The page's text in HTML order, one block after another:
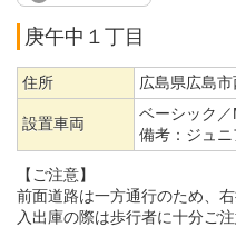
庚午中１丁目
住所 広島県広島
設置車両
ベーシック
備考： ジュ
【ご注意】
前面道路は一方通行のため、右
入出庫の際は歩行者に十分ご注